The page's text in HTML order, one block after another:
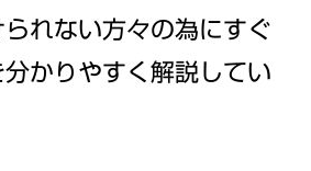
れない方々の為にすぐ
かりやすく解説してい